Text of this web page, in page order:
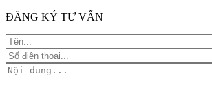
ĐĂNG KÝ TƯ VẤN